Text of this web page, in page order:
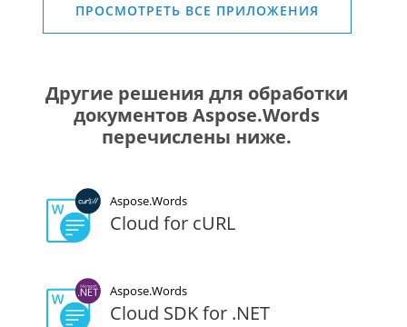
ПРОСМОТРЕТЬ ВСЕ ПРИЛОЖЕНИЯ
Другие решения для обработки
документов Aspose.Words
перечислены ниже.
Aspose.Words
Cloud for cURL
Aspose.Words
Cloud SDK for .NET